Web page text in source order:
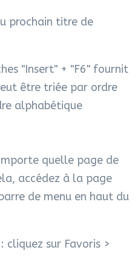
prochain titre de
"Insert" + "F6" fournit
être triée par ordre
alphabétique
quelle page de
accédez à la page
de menu en haut du
cliquez sur Favoris >